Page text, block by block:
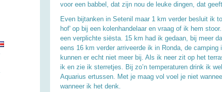
voor een babbel, dat zijn nou de leuke dingen, dat
Even bijtanken in Setenil maar 1 km verder besluit ik
hof' op bij een kolenhandelaar en vraag of ik hem
een verplichte siësta. 15 km had ik gedaan, bij meer
eens 16 km verder arriveerde ik in Ronda, de
kunnen er echt niet meer bij. Als ik neer zit op het
ik en zie ik sterretjes. Bij zo’n temperaturen drink ik
Aquarius ertussen. Met je maag vol voel je niet
wanneer ik het denk.